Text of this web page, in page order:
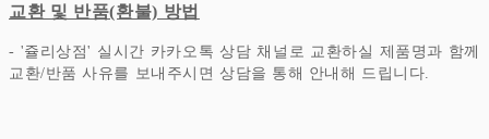
교환 및 반품(환불) 방법
- '쥴리상점' 실시간 카카오톡 상담 채널로 교환하실 제품명과 함께
교환/반품 사유를 보내주시면 상담을 통해 안내해 드립니다.